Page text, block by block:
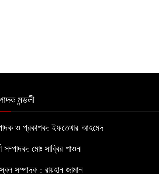
মন্ডলী
ও প্রকাশক: ইফতেখার আহমেদ
সম্পাদক: মোঃ সাব্বির শাওন
সম্পাদক : রায়হান জামান